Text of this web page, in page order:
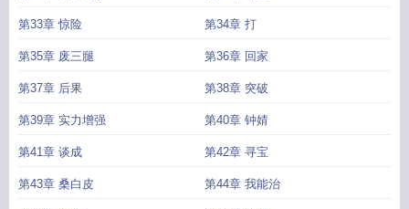
第33章 惊险 第34章 打
第35章 废三腿 第36章 回家
第37章 后果 第38章 突破
第39章 实力增强 第40章 钟婧
第41章 谈成 第42章 寻宝
第43章 桑白皮 第44章 我能治